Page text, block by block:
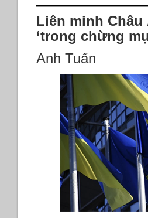
Liên minh
‘trong chừng
Anh Tuấn